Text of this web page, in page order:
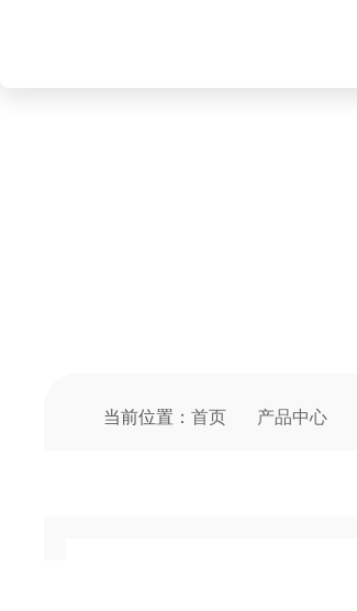
当前位置：首页 产品中心